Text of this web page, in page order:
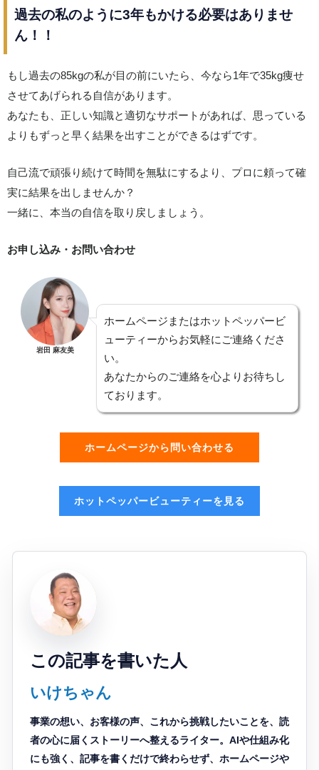
過去の私のように3年もかける必要はありませ
ん！！
もし過去の85kgの私が目の前にいたら、今なら1年で35kg痩せ
させてあげられる自信があります。
あなたも、正しい知識と適切なサポートがあれば、思っている
よりもずっと早く結果を出すことができるはずです。
自己流で頑張り続けて時間を無駄にするより、プロに頼って確
実に結果を出しませんか？
一緒に、本当の自信を取り戻しましょう。
お申し込み・お問い合わせ
岩田 麻友美
ホームページまたはホットペッパービ
ューティーからお気軽にご連絡くださ
い。
あなたからのご連絡を心よりお待ちし
ております。
ホームページから問い合わせる
ホットペッパービューティーを見る
この記事を書いた人
いけちゃん
事業の想い、お客様の声、これから挑戦したいことを、読
者の心に届くストーリーへ整えるライター。AIや仕組み化
にも強く、記事を書くだけで終わらせず、ホームページや